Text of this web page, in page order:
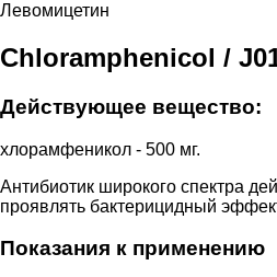
Левомицетин
Chloramphenicol /
Действующее вещество:
хлорамфеникол - 500 мг.
Антибиотик широкого спектра
проявлять бактерицидный
Показания к применению